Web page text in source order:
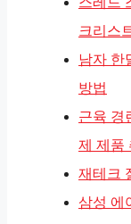
크리스
남자 한
방법
근육 경
제 제품
재테크
삼성 에